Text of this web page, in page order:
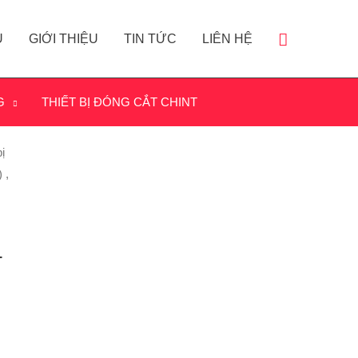
GIỚI THIỆU TIN TỨC LIÊN HỆ
THIẾT BỊ ĐÓNG CẮT CHINT
,